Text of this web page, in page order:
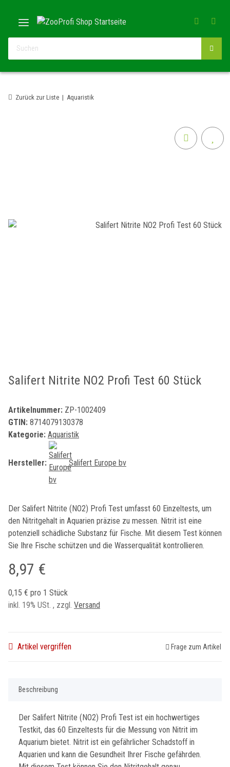
Zurück zur Liste Aquaristik
Salifert Nitrite NO2 Profi Test 60 Stück
Artikelnummer: ZP-1002409
GTIN: 8714079130378
Kategorie: Aquaristik
Hersteller: Salifert Europe bv
Der Salifert Nitrite (NO2) Profi Test umfasst 60 Einzeltests, um
den Nitritgehalt in Aquarien präzise zu messen. Nitrit ist eine
potenziell schädliche Substanz für Fische. Mit diesem Test können
Sie Ihre Fische schützen und die Wasserqualität kontrollieren.
8,97 €
0,15 € pro 1 Stück
inkl. 19% USt. , zzgl. Versand
Artikel vergriffen Frage zum Artikel
Beschreibung
Der Salifert Nitrite (NO2) Profi Test ist ein hochwertiges
Testkit, das 60 Einzeltests für die Messung von Nitrit im
Aquarium bietet. Nitrit ist ein gefährlicher Schadstoff in
Aquarien und kann die Gesundheit Ihrer Fische gefährden.